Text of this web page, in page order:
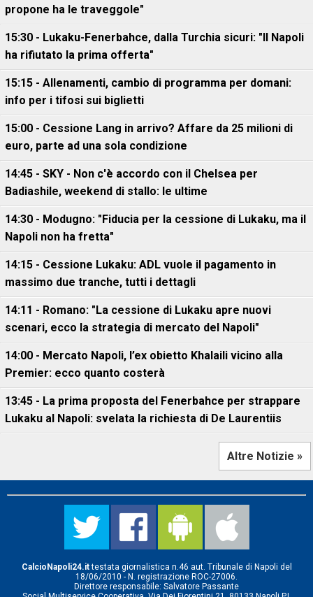
propone ha le traveggole"
15:30 - Lukaku-Fenerbahce, dalla Turchia sicuri: "Il Napoli
ha rifiutato la prima offerta"
15:15 - Allenamenti, cambio di programma per domani:
info per i tifosi sui biglietti
15:00 - Cessione Lang in arrivo? Affare da 25 milioni di
euro, parte ad una sola condizione
14:45 - SKY - Non c'è accordo con il Chelsea per
Badiashile, weekend di stallo: le ultime
14:30 - Modugno: "Fiducia per la cessione di Lukaku, ma il
Napoli non ha fretta"
14:15 - Cessione Lukaku: ADL vuole il pagamento in
massimo due tranche, tutti i dettagli
14:11 - Romano: "La cessione di Lukaku apre nuovi
scenari, ecco la strategia di mercato del Napoli"
14:00 - Mercato Napoli, l’ex obietto Khalaili vicino alla
Premier: ecco quanto costerà
13:45 - La prima proposta del Fenerbahce per strappare
Lukaku al Napoli: svelata la richiesta di De Laurentiis
Altre Notizie »
CalcioNapoli24.ittestata giornalistica n.46 aut. Tribunale di Napoli del
18/06/2010 - N. registrazione ROC-27006.
Direttore responsabile: Salvatore Passante